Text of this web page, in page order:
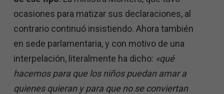
ocasiones para matizar sus declaraciones, al
contrario continuó insistiendo. Ahora también
en sede parlamentaria, y con motivo de una
interpelación, literalmente ha dicho: «qué
hacemos para que los niños puedan amar a
quienes quieran y para que no se conviertan